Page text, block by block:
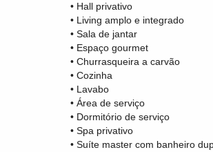
• Hall privativo
• Living amplo e integrado
• Sala de jantar
• Espaço gourmet
• Churrasqueira a carvão
• Cozinha
• Lavabo
• Área de serviço
• Dormitório de serviço
• Spa privativo
• Suíte master com banheiro